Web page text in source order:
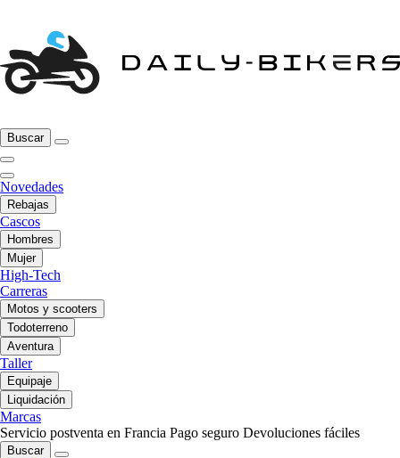
Buscar
Novedades
Rebajas
Cascos
Hombres
Mujer
High-Tech
Carreras
Motos y scooters
Todoterreno
Aventura
Taller
Equipaje
Liquidación
Marcas
Servicio postventa en Francia Pago seguro Devoluciones fáciles
Buscar